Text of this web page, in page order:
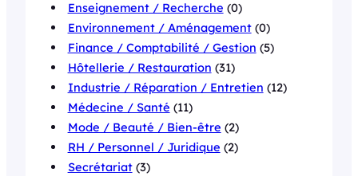
Enseignement / Recherche (0)
Environnement / Aménagement(0)
Finance / Comptabilité / Gestion (5)
Hôtellerie / Restauration (31)
Industrie / Réparation / Entretien (12)
Médecine / Santé (11)
Mode / Beauté / Bien-être (2)
RH / Personnel / Juridique (2)
Secrétariat(3)